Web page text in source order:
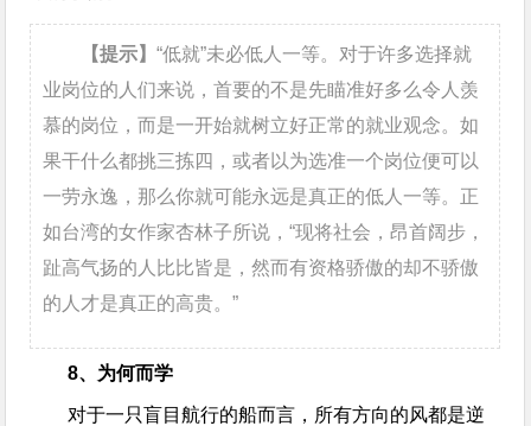
【提示】“低就”未必低人一等。对于许多选择就
业岗位的人们来说，首要的不是先瞄准好多么令人羡
慕的岗位，而是一开始就树立好正常的就业观念。如
果干什么都挑三拣四，或者以为选准一个岗位便可以
一劳永逸，那么你就可能永远是真正的低人一等。正
如台湾的女作家杏林子所说，“现将社会，昂首阔步，
趾高气扬的人比比皆是，然而有资格骄傲的却不骄傲
的人才是真正的高贵。”
8、为何而学
对于一只盲目航行的船而言，所有方向的风都是逆